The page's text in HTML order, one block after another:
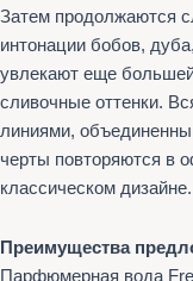
Затем продолжаются
интонации бобов,
увлекают еще
сливочные оттенки.
линиями,
черты повторяются в
классическом дизайне.
Преимущества
Парфюмерная вода